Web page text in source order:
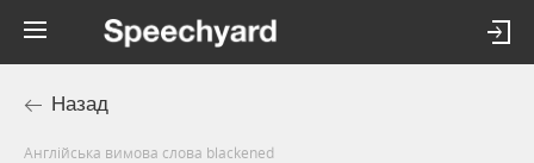
Назад
Англійська вимова слова blackened